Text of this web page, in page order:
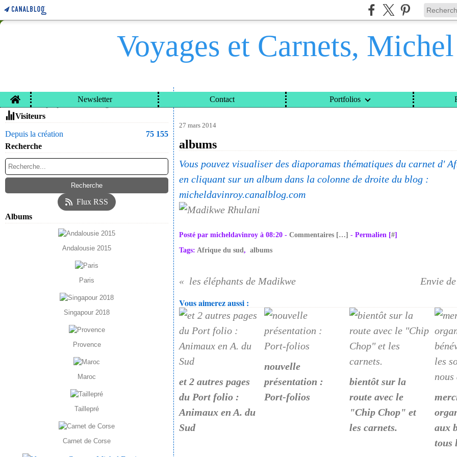
Voyages et Carnets,
Home Newsletter Contact Portfolios
Contacter le propriétaire du blog
Visiteurs
Depuis la création
75 155
Recherche
Flux RSS
Albums
Andalousie 2015
Paris
Singapour 2018
Provence
Maroc
Taillepré
Carnet de Corse
VOYAGES ET CARNETS, MICHEL DAVINROY CATEGORIES > ALBUMS
27 mars 2014
albums
Vous pouvez visualiser des diaporamas thématiques du carnet d'
en cliquant sur un album dans la colonne de droite du blog :
micheldavinroy.canalblog.com
Posté par micheldavinroy à 08:20 - Commentaires […] - Permalien [#]
Tags: Afrique du sud, albums
les éléphants de Madikwe Envie
Vous aimerez aussi :
et 2 autres pages
du Port folio :
Animaux en A. du
Sud
nouvelle
présentation :
Port-folios
bientôt sur la
route avec le
"Chip Chop" et
les carnets.
aux
tous